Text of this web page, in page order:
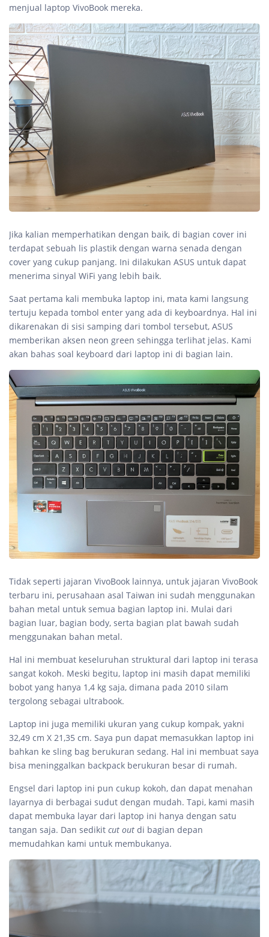
menjual laptop VivoBook mereka.
Jika kalian memperhatikan dengan baik, di bagian cover ini
terdapat sebuah lis plastik dengan warna senada dengan
cover yang cukup panjang. Ini dilakukan ASUS untuk dapat
menerima sinyal WiFi yang lebih baik.
Saat pertama kali membuka laptop ini, mata kami langsung
tertuju kepada tombol enter yang ada di keyboardnya. Hal ini
dikarenakan di sisi samping dari tombol tersebut, ASUS
memberikan aksen neon green sehingga terlihat jelas. Kami
akan bahas soal keyboard dari laptop ini di bagian lain.
Tidak seperti jajaran VivoBook lainnya, untuk jajaran VivoBook
terbaru ini, perusahaan asal Taiwan ini sudah menggunakan
bahan metal untuk semua bagian laptop ini. Mulai dari
bagian luar, bagian body, serta bagian plat bawah sudah
menggunakan bahan metal.
Hal ini membuat keseluruhan struktural dari laptop ini terasa
sangat kokoh. Meski begitu, laptop ini masih dapat memiliki
bobot yang hanya 1,4 kg saja, dimana pada 2010 silam
tergolong sebagai ultrabook.
Laptop ini juga memiliki ukuran yang cukup kompak, yakni
32,49 cm X 21,35 cm. Saya pun dapat memasukkan laptop ini
bahkan ke sling bag berukuran sedang. Hal ini membuat saya
bisa meninggalkan backpack berukuran besar di rumah.
Engsel dari laptop ini pun cukup kokoh, dan dapat menahan
layarnya di berbagai sudut dengan mudah. Tapi, kami masih
dapat membuka layar dari laptop ini hanya dengan satu
tangan saja. Dan sedikit cut out di bagian depan
memudahkan kami untuk membukanya.